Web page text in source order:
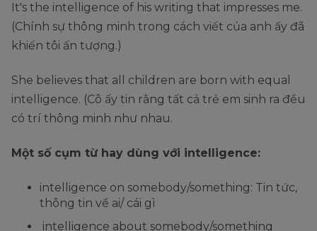
It's the intelligence of his writing that impresses me.
(Chính sự thông minh trong cách viết của anh ấy đã
khiến tôi ấn tượng.)
She believes that all children are born with equal
intelligence. (Cô ấy tin rằng tất cả trẻ em sinh ra đều
có trí thông minh như nhau.
Một số cụm từ hay dùng với intelligence:
intelligence on somebody/something: Tin tức,
thông tin về ai/ cái gì
intelligence about somebody/something